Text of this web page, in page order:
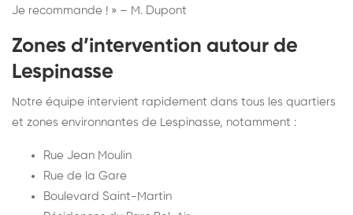
Je recommande ! » – M. Dupont
Zones d’intervention autour de
Lespinasse
Notre équipe intervient rapidement dans tous les quartiers
et zones environnantes de Lespinasse, notamment :
Rue Jean Moulin
Rue de la Gare
Boulevard Saint-Martin